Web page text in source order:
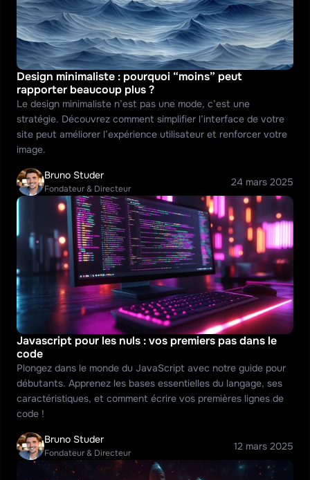
Design minimaliste : pourquoi “moins” peut
rapporter beaucoup plus ?
Le design minimaliste n’est pas une mode, c’est une
stratégie. Découvrez comment simplifier l’interface de votre
site peut améliorer l’expérience utilisateur et renforcer votre
image.
Bruno Studer
Fondateur & Directeur
24 mars 2025
Javascript pour les nuls : vos premiers pas dans le
code
Plongez dans le monde du JavaScript avec notre guide pour
débutants. Apprenez les bases essentielles du langage, ses
caractéristiques, et comment écrire vos premières lignes de
code !
Bruno Studer
Fondateur & Directeur
12 mars 2025